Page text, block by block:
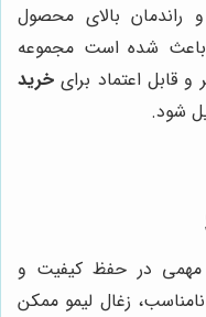
بالای محصول
باعث شده است مجموعه
قابل اعتماد برای خرید
شود.
مهمی در حفظ کیفیت و
زغال لیمو ممکن